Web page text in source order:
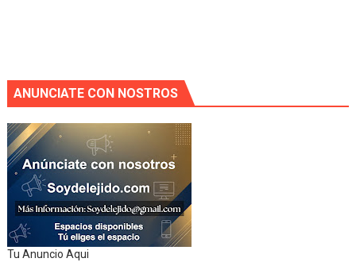
ANUNCIATE CON NOSTROS
Tu Anuncio Aqui